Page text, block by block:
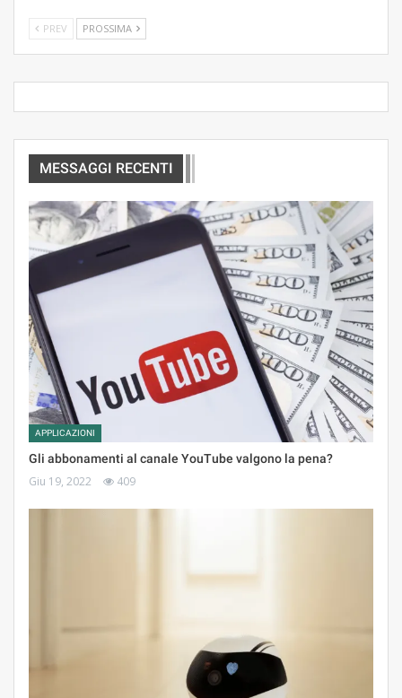
PREV PROSSIMA
MESSAGGI RECENTI
APPLICAZIONI
Gli abbonamenti al canale YouTube valgono la pena?
Giu 19, 2022 409